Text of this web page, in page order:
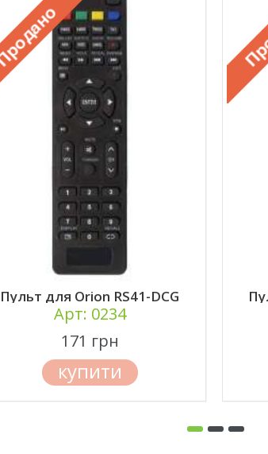
Пульт для Elenberg 32BH400
Арт: 0234
171 грн
купити